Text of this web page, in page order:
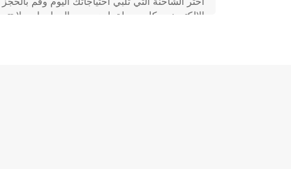
الإلكتروني بكل سهولة. لمزيد من المعلومات، لا